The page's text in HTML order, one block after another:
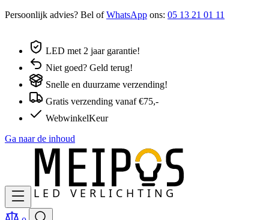
Persoonlijk advies? Bel ofWhatsApp ons: 05 13 21 01 11
LED met 2 jaar garantie!
Niet goed? Geld terug!
Snelle en duurzame verzending!
Gratis verzending vanaf €75,-
WebwinkelKeur
Ga naar de inhoud